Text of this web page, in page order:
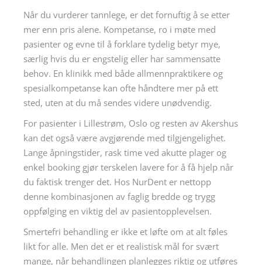
Når du vurderer tannlege, er det fornuftig å se etter
mer enn pris alene. Kompetanse, ro i møte med
pasienter og evne til å forklare tydelig betyr mye,
særlig hvis du er engstelig eller har sammensatte
behov. En klinikk med både allmennpraktikere og
spesialkompetanse kan ofte håndtere mer på ett
sted, uten at du må sendes videre unødvendig.
For pasienter i Lillestrøm, Oslo og resten av Akershus
kan det også være avgjørende med tilgjengelighet.
Lange åpningstider, rask time ved akutte plager og
enkel booking gjør terskelen lavere for å få hjelp når
du faktisk trenger det. Hos NurDent er nettopp
denne kombinasjonen av faglig bredde og trygg
oppfølging en viktig del av pasientopplevelsen.
Smertefri behandling er ikke et løfte om at alt føles
likt for alle. Men det er et realistisk mål for svært
mange, når behandlingen planlegges riktig og utføres